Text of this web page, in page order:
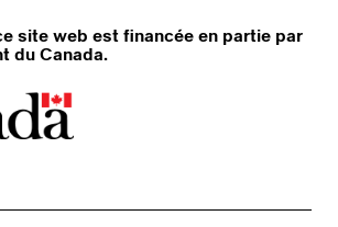
site web est financée en partie par
du Canada.